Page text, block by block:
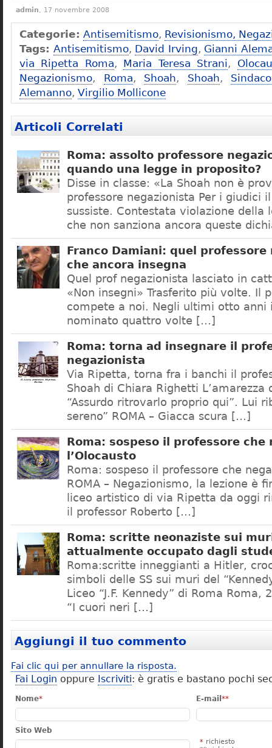
admin, 17 novembre 2008
Categorie: Antisemitismo, Revisionismo,
Tags: Antisemitismo, David Irving, Gianni
via Ripetta Roma, Maria Teresa Strani,
Negazionismo, Roma, Shoah, Shoah,
Alemanno, Virgilio Mollicone
Articoli Correlati
Roma: assolto professore
quando una legge in proposito?
Disse in classe: «La Shoah non è
professore negazionista Per i giudici
sussiste. Contestata violazione della
che non sanziona ancora queste
Franco Damiani: quel professore
che ancora insegna
Quel prof negazionista lasciato in
«Non insegni» Trasferito più volte. Il
compete a noi. Negli ultimi otto anni
nominato quattro volte […]
Roma: torna ad insegnare il
negazionista
Via Ripetta, torna fra i banchi il
Shoah di Chiara Righetti L’amarezza
“Assurdo ritrovarlo proprio qui”. Lui
sereno” ROMA – Giacca scura […]
Roma: sospeso il professore che
l’Olocausto
Roma: sospeso il professore che
ROMA – Negazionismo, la lezione è
liceo artistico di via Ripetta da oggi
il professor Roberto […]
Roma: scritte neonaziste sui
attualmente occupato dagli
Roma:scritte inneggianti a Hitler,
simboli delle SS sui muri del
Liceo “J.F. Kennedy” di Roma Roma,
“I cuori neri […]
Aggiungi il tuo commento
Fai clic qui per annullare la risposta.
Fai Login oppure Iscriviti: è gratis e bastano pochi
Nome* E-mail **
Sito Web
* richiesto